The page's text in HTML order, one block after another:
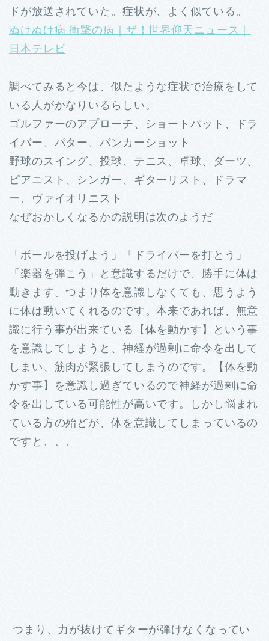
ドが放送されていた。症状が、よく似ている。
ぬけぬけ病 衝撃の病｜ザ！世界仰天ニュース｜
日本テレビ
調べてみると今は、似たような症状で治療をして
いる人がかなりいるらしい。
ゴルファーのアプローチ、ショートパット、ドラ
イバー、パター、バンカーショット
野球のスイング、投球、テニス、卓球、ダーツ、
ピアニスト、シンガー、ギターリスト、ドラマ
ー、ヴァイオリニスト
なぜおかしくなるかの説明は次のようだ
「ボールを投げよう」「ドライバーを打とう」
「楽器を弾こう」と意識するだけで、勝手に体は
動きます。つまり体を意識しなくても、思うよう
に体は動いてくれるのです。本来であれば、無意
識に行う事が出来ている【体を動かす】という事
を意識してしまうと、神経が過剰に命令を出して
しまい、筋肉が緊張してしまうのです。【体を動
かす事】を意識し過ぎているので神経が過剰に命
令を出している可能性が高いです。しかし悩まれ
ている方の殆どが、体を意識してしまっているの
ですと、、、
つまり、力が抜けてギターが弾けなくなってい